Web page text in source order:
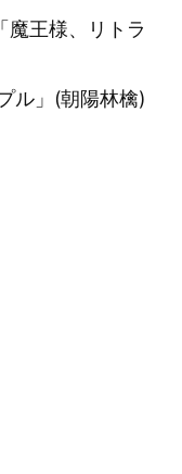
魔王様、リトラ
ル」(朝陽林檎)